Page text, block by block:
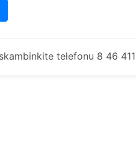
telefonu 8 46